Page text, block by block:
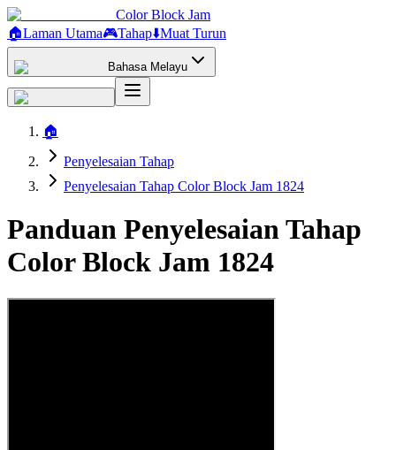
Color Block Jam
🏠Laman Utama🎮Tahap⬇️Muat Turun
Bahasa Melayu
🏠
Penyelesaian Tahap
Penyelesaian Tahap Color Block Jam 1824
Panduan Penyelesaian Tahap
Color Block Jam 1824